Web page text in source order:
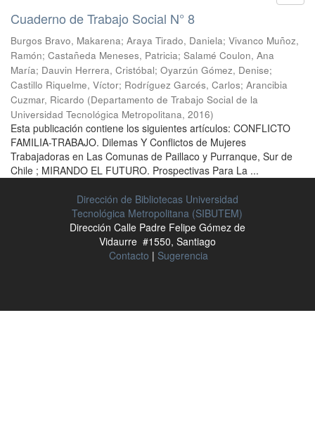
Cuaderno de Trabajo Social N° 8
Burgos Bravo, Makarena; Araya Tirado, Daniela; Vivanco Muñoz,
Ramón; Castañeda Meneses, Patricia; Salamé Coulon, Ana
María; Dauvin Herrera, Cristóbal; Oyarzún Gómez, Denise;
Castillo Riquelme, Víctor; Rodríguez Garcés, Carlos; Arancibia
Cuzmar, Ricardo (Departamento de Trabajo Social de la
Universidad Tecnológica Metropolitana, 2016)
Esta publicación contiene los siguientes artículos: CONFLICTO
FAMILIA-TRABAJO. Dilemas Y Conflictos de Mujeres
Trabajadoras en Las Comunas de Paillaco y Purranque, Sur de
Chile ; MIRANDO EL FUTURO. Prospectivas Para La ...
Dirección de Bibliotecas Universidad
Tecnológica Metropolitana (SIBUTEM)
Dirección Calle Padre Felipe Gómez de
Vidaurre #1550, Santiago
Contacto | Sugerencia